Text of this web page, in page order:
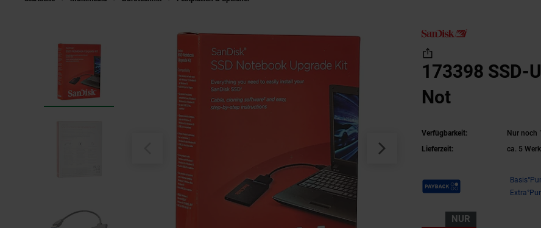
173398 SSD-
Not
Verfügbarkeit:
Nur noch
Lieferzeit:
ca. 5
Payback Punkte
NUR